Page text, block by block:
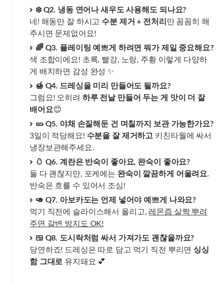
❄️ Q2. 냉동 연어나 새우도 사용해도 되나요?
네! 해동만 잘 하시고 수분 제거 + 전처리 만 꼼꼼히 해
주시면 문제없어요!
🌈 Q3. 플레이팅 예쁘게 하려면 뭐가 제일 중요해요?
색 조합이에요! 초록, 빨강, 노랑, 주황 이렇게 다양하
게 배치하면 감성 완성 ✨
🍯 Q4. 드레싱을 미리 만들어도 될까요?
그럼요! 오히려 하루 전날 만들어 두는 게 맛이 더 잘
배어요😊
🥒 Q5. 야채 손질해둔 건 며칠까지 보관 가능한가요?
3일이 적당해요! 수분을 잘 제거하고 키친타월에 싸서
냉장보관해주세요.
🥚 Q6. 계란은 반숙이 좋아요, 완숙이 좋아요?
둘 다 괜찮지만, 포케에는 완숙이 깔끔하게 어울려요.
반숙은 흐를 수 있어서 조심!
🥑 Q7. 아보카도는 언제 넣어야 예쁘게 나와요?
먹기 직전에 슬라이스해서 올리고, 레몬즙 살짝 뿌려
주면 갈변 방지도 OK!
🍱 Q8. 도시락처럼 싸서 가져가도 괜찮을까요?
당연하죠! 드레싱은 따로 담고 먹기 직전 뿌리면 싱싱
함 그대로 유지돼요 💕